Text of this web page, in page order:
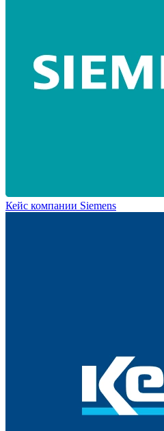
Кейс компании Siemens